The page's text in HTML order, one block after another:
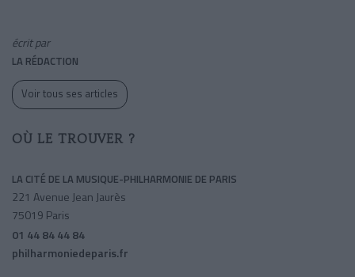
écrit par
LA RÉDACTION
Voir tous ses articles
OÙ LE TROUVER ?
LA CITÉ DE LA MUSIQUE-PHILHARMONIE DE PARIS
221 Avenue Jean Jaurès
75019 Paris
01 44 84 44 84
philharmoniedeparis.fr